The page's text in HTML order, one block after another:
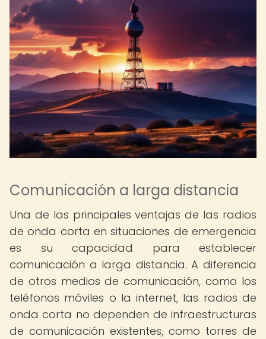
Comunicación a larga distancia
Una de las principales ventajas de las radios
de onda corta en situaciones de emergencia
es su capacidad para establecer
comunicación a larga distancia. A diferencia
de otros medios de comunicación, como los
teléfonos móviles o la internet, las radios de
onda corta no dependen de infraestructuras
de comunicación existentes, como torres de